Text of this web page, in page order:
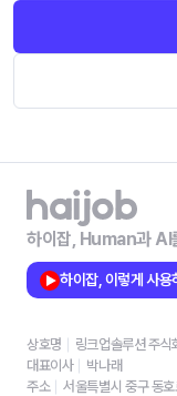
하이잡, Human과 AI
하이잡, 이렇게 사용
상호명
링크업솔루션 주식
대표이사
박나래
주소
서울특별시 중구 동